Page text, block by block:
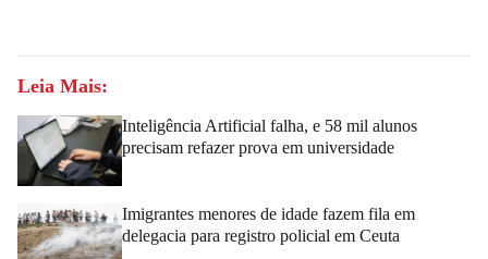
Leia Mais:
Inteligência Artificial falha, e 58 mil alunos
precisam refazer prova em universidade
Imigrantes menores de idade fazem fila em
delegacia para registro policial em Ceuta